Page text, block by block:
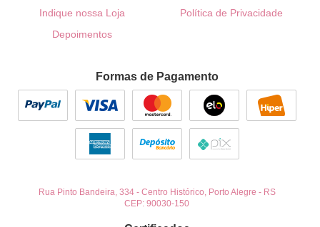
Indique nossa Loja
Depoimentos
Política de Privacidade
Formas de Pagamento
Rua Pinto Bandeira, 334- Centro Histórico, Porto Alegre - RS
CEP: 90030-150